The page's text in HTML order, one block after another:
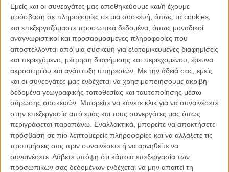
Εμείς και οι συνεργάτες μας αποθηκεύουμε και/ή έχουμε
πρόσβαση σε πληροφορίες σε μια συσκευή, όπως τα cookies,
και επεξεργαζόμαστε προσωπικά δεδομένα, όπως μοναδικοί
αναγνωριστικοί και προσαρμοσμένες πληροφορίες που
αποστέλλονται από μια συσκευή για εξατομικευμένες διαφημίσεις
και περιεχόμενο, μέτρηση διαφήμισης και περιεχομένου, έρευνα
ακροατηρίου και ανάπτυξη υπηρεσιών. Με την άδειά σας, εμείς
και οι συνεργάτες μας ενδέχεται να χρησιμοποιήσουμε ακριβή
δεδομένα γεωγραφικής τοποθεσίας και ταυτοποίησης μέσω
σάρωσης συσκευών. Μπορείτε να κάνετε κλικ για να συναινέσετε
στην επεξεργασία από εμάς και τους συνεργάτες μας όπως
περιγράφεται παραπάνω. Εναλλακτικά, μπορείτε να αποκτήσετε
πρόσβαση σε πιο λεπτομερείς πληροφορίες και να αλλάξετε τις
προτιμήσεις σας πριν συναινέσετε ή να αρνηθείτε να
συναινέσετε. Λάβετε υπόψη ότι κάποια επεξεργασία των
προσωπικών σας δεδομένων ενδέχεται να μην απαιτεί τη
Υπάρχει, αλλά δεν είναι μια συνειδητή προσπάθεια, νομίζω πως
αυτό συμβαίνει σε όλους τους δημιουργούς που γράφουν και
σκηνοθετούν τις ταινίες τους. Κάποιοι σκηνοθέτες έχουν μια
ιδιαίτερη οπτική ταυτότητα, που μεταφέρεται από ταινία σε ταινία,
όπως πχ ο Γουές Aντερσον, ειδικά στο production design. Τα
σκηνικά και τα κουστούμια στις δικές μου ταινίες είναι ολότελα
διαφορετικά, κάθε φορά θέλω να δημιουργήσω έναν νέο κόσμο.
Ίσως κάποια πράγματα να φαίνονται ίδια, γιατί δεν είχα ποτέ
ακαδημαϊκή εκπάιδευση στον κινηματογράφο και κάνω μόνο ό,τι
εμπειρικά έχω μάθει (γελάει) Δεν υπήρχε εξαρχής τέτοια πρόθεση
πάντως. Δεν προγραμματίζω τίποτα, η ιδέα για κάθε ταινία
προκύπτει αφού περάσει αρκετός καιρός από την προηγούμενη.
Μεσολάβησε αρκετό χρονικό διάστημα ανάμεσα στα «Η Εκδίκηση
της Καταλίν Βάργκα», «Berberian Sound Studio» και «Duke of
Burgundy». Αλλά υποθέτω πως οι ίδιες εμμονές αναφύονται κάθε
φορά που ξεκινώ τη συγγραφή ενός σεναρίου, επομένως αυτό